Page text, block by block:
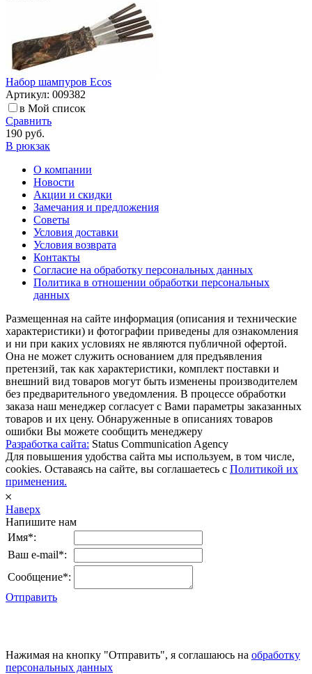
Набор шампуров Ecos
Артикул: 009382
в Мой список
Сравнить
190 руб.
В рюкзак
О компании
Новости
Акции и скидки
Замечания и предложения
Советы
Условия доставки
Условия возврата
Контакты
Согласие на обработку персональных данных
Политика в отношении обработки персональных
данных
Размещенная на сайте информация (описания и технические
характеристики) и фотографии приведены для ознакомления
и ни при каких условиях не являются публичной офертой.
Она не может служить основанием для предъявления
претензий, так как характеристики, комплект поставки и
внешний вид товаров могут быть изменены производителем
без предварительного уведомления. В процессе обработки
заказа наш менеджер согласует с Вами параметры заказанных
товаров и их цену. Обнаруженные в описаниях товаров
ошибки Вы можете сообщить менеджеру
Разработка сайта: Status Communication Agency
Для повышения удобства сайта мы используем, в том числе,
cookies. Оставаясь на сайте, вы соглашаетесь с Политикой их
применения.
𐄂
Наверх
Напишите нам
Имя*:
Ваш e-mail*:
Сообщение*:
Отправить
Нажимая на кнопку "Отправить", я соглашаюсь на обработку
персональных данных